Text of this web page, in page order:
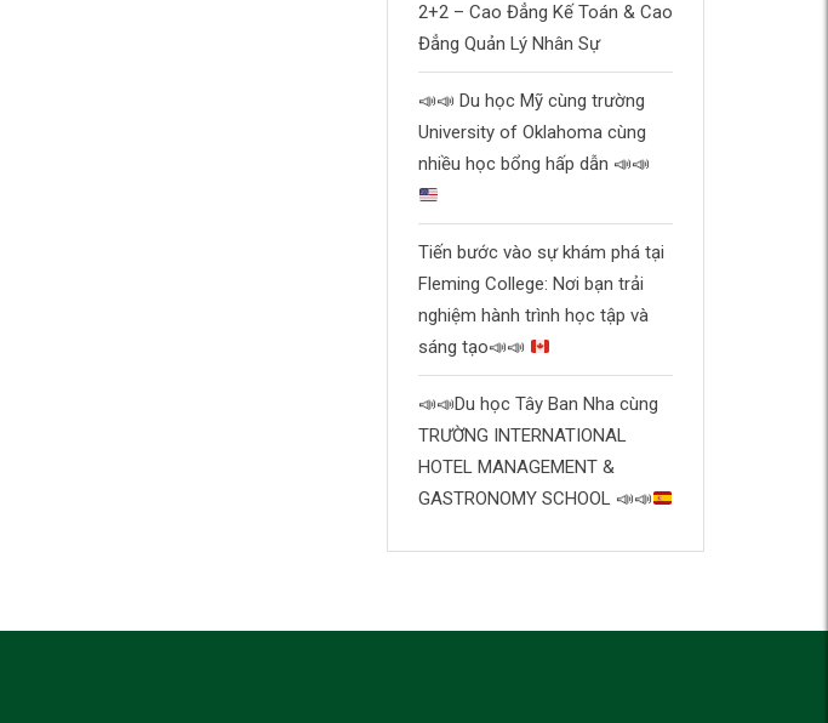
2+2 – Cao Đẳng Kế Toán & Cao
Đẳng Quản Lý Nhân Sự
📣📣 Du học Mỹ cùng trường
University of Oklahoma cùng
nhiều học bổng hấp dẫn 📣📣
Tiến bước vào sự khám phá tại
Fleming College: Nơi bạn trải
nghiệm hành trình học tập và
sáng tạo📣📣
📣📣Du học Tây Ban Nha cùng
TRƯỜNG INTERNATIONAL
HOTEL MANAGEMENT &
GASTRONOMY SCHOOL 📣📣